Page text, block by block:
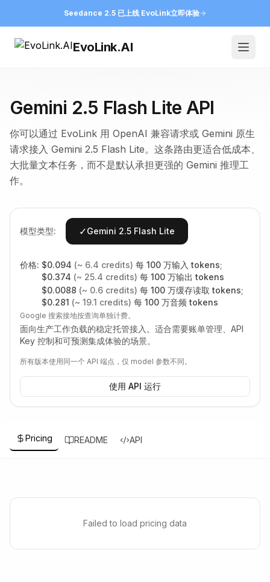
Seedance 2.5 已上线 EvoLink立即体验
EvoLink.AI
Gemini 2.5 Flash Lite API
你可以通过 EvoLink 用 OpenAI 兼容请求或 Gemini 原生
请求接入 Gemini 2.5 Flash Lite。这条路由更适合低成本、
大批量文本任务，而不是默认承担更强的 Gemini 推理工
作。
模型类型: ✓Gemini 2.5 Flash Lite
价格: $0.094 (~ 6.4 credits) 每 100 万输入 tokens;
$0.374 (~ 25.4 credits) 每 100 万输出 tokens
$0.0088 (~ 0.6 credits) 每 100 万缓存读取 tokens;
$0.281 (~ 19.1 credits) 每 100 万音频 tokens
Google 搜索接地按查询单独计费。
面向生产工作负载的稳定托管接入。适合需要账单管理、API
Key 控制和可预测集成体验的场景。
所有版本使用同一个 API 端点，仅 model 参数不同。
使用 API 运行
Pricing README API
Failed to load pricing data